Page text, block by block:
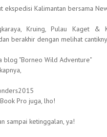
ekspedisi Kalimantan bersama
Kruing, Pulau Kaget &
berakhir dengan melihat
blog "Borneo Wild Adventure"
Pro juga, lho!
sampai ketinggalan, ya!